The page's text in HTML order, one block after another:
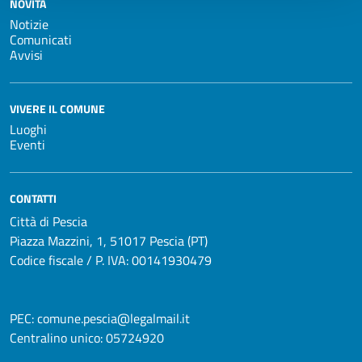
NOVITÀ
Notizie
Comunicati
Avvisi
VIVERE IL COMUNE
Luoghi
Eventi
CONTATTI
Città di Pescia
Piazza Mazzini, 1, 51017 Pescia (PT)
Codice fiscale / P. IVA: 00141930479
PEC:comune.pescia@legalmail.it
Centralino unico:05724920